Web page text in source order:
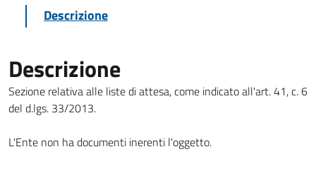
Descrizione
Descrizione
Sezione relativa alle liste di attesa, come indicato all'art. 41, c. 6
del d.lgs. 33/2013.
L'Ente non ha documenti inerenti l'oggetto.